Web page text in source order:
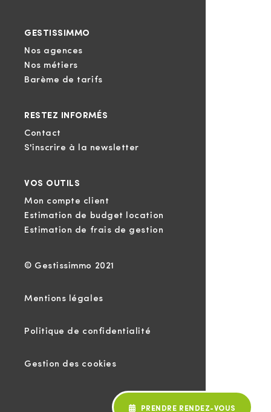
GESTISSIMMO
Nos agences
Nos métiers
Barème de tarifs
RESTEZ INFORMÉS
Contact
S'inscrire à la newsletter
VOS OUTILS
Mon compte client
Estimation de budget location
Estimation de frais de gestion
© Gestissimmo 2021
Mentions légales
Politique de confidentialité
Gestion des cookies
PRENDRE RENDEZ-VOUS